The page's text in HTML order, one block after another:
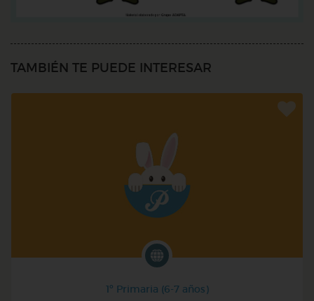
TAMBIÉN TE PUEDE INTERESAR
1º Primaria (6-7 años)